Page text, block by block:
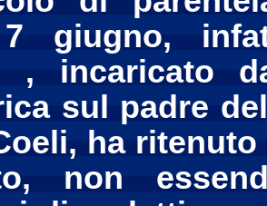
giugno,
, incaricato
sul padre
ha
non